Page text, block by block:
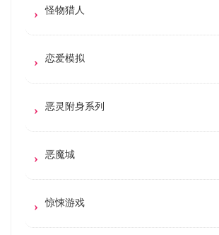
怪物猎人
恋爱模拟
恶灵附身系列
恶魔城
惊悚游戏